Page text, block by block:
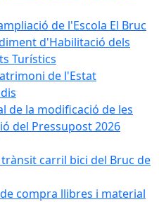
de l'Escola El Bruc
d'Habilitació dels
Turístics
de l'Estat
de la modificació de les
del Pressupost 2026
carril bici del Bruc de
compra llibres i material